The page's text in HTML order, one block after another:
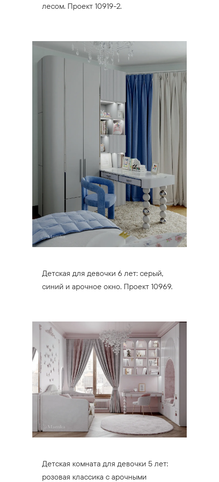
лесом. Проект 10919-2.
Детская для девочки 6 лет: серый,
синий и арочное окно. Проект 10969.
Детская комната для девочки 5 лет:
розовая классика с арочными